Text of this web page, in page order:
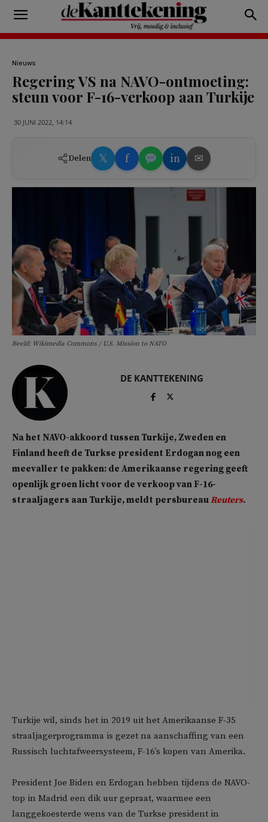
Nieuws
Regering VS na NAVO-ontmoeting:
steun voor F-16-verkoop aan Turkije
30 JUNI 2022, 14:14
Delen 𝕏 f in ✉
Beeld: Wikimedia Commons / U.S. Mission to NATO
DE KANTTEKENING
Na het NAVO-akkoord tussen Turkije, Zweden en
Finland heeft de Turkse president Erdogan nog een
meevaller te pakken: de Amerikaanse regering geeft
openlijk groen licht voor de verkoop van F-16-
straaljagers aan Turkije, meldt persbureauReuters.
Turkije wil, sinds het in 2019 uit het Amerikaanse F-35
straaljagerprogramma is gezet na aanschaffing van een
Russisch luchtafweersysteem, F-16’s kopen van Amerika.
President Joe Biden en Erdogan hebben tijdens de NAVO-
top in Madrid een dik uur gepraat, waarmee een
langgekoesterde wens van de Turkse president in